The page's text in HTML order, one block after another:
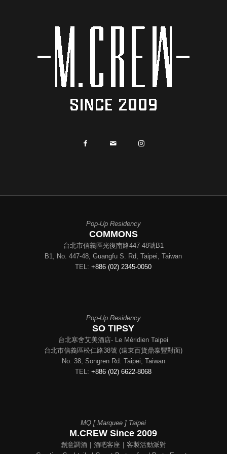
Pop-Up Residency
COMMONS
台北市信義區光復南路447-48號B1
B1, No. 447-48, Guangfu S. Rd, Taipei, Taiwan
TEL:+886 (02) 2345-0050
Pop-Up Residency
SO TIPSY
台北寒舍艾美酒店- Le Méridien Taipei
台北市信義區松仁路38號 (遠東百貨鼎泰豐對面)
No. 38, Songren Rd. Taipei, Taiwan
TEL:+886 (02) 6622-8068
MQ [ Marquee ] Taipei
M.CREW Since 2009
創意調酒｜酒吧客座｜客製活動派對